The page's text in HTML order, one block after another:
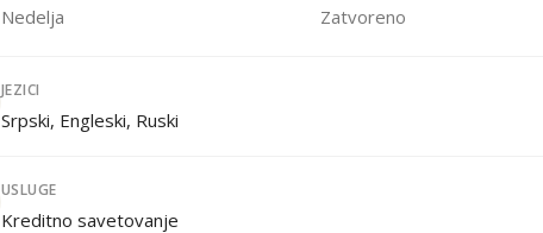
Nedelja
Zatvoreno
JEZICI
Srpski, Engleski, Ruski
USLUGE
Kreditno savetovanje